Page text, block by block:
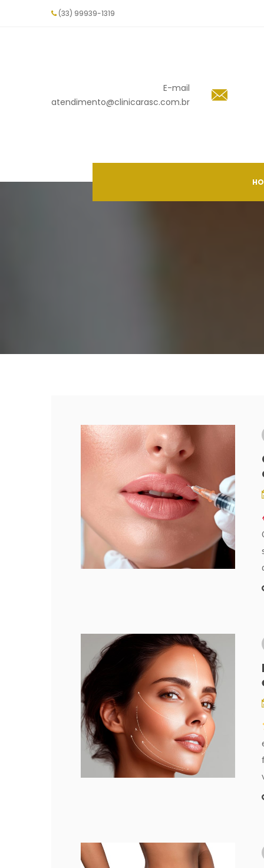
(33) 99939-1319
E-mail
atendimento@clinicarasc.com.br